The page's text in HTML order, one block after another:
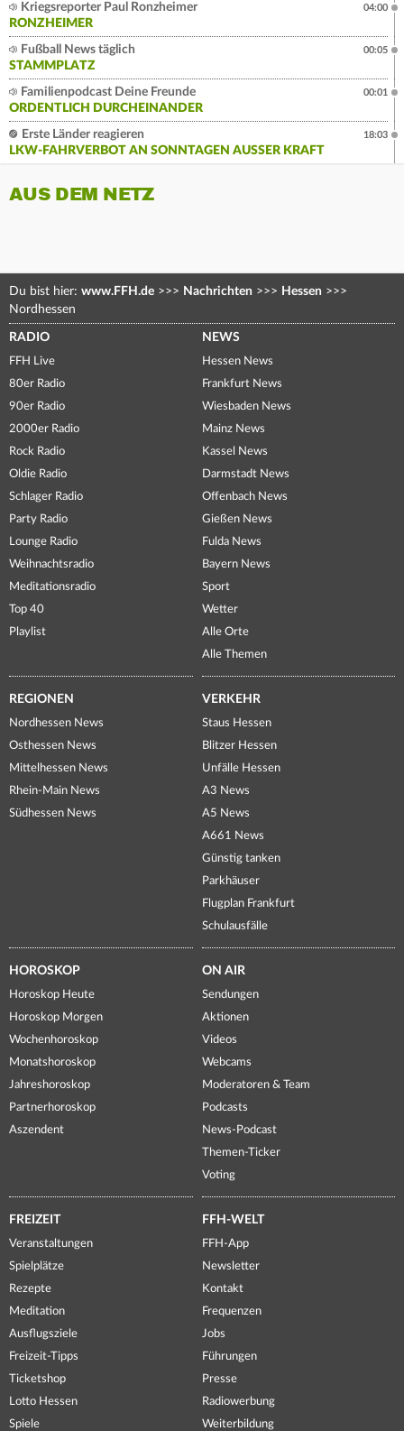
Kriegsreporter Paul Ronzheimer
RONZHEIMER
04:00
Fußball News täglich
STAMMPLATZ
00:05
Familienpodcast Deine Freunde
ORDENTLICH DURCHEINANDER
00:01
Erste Länder reagieren
LKW-FAHRVERBOT AN SONNTAGEN AUSSER KRAFT
18:03
AUS DEM NETZ
Du bist hier: www.FFH.de >>> Nachrichten >>> Hessen >>>
Nordhessen
RADIO
FFH Live
80er Radio
90er Radio
2000er Radio
Rock Radio
Oldie Radio
Schlager Radio
Party Radio
Lounge Radio
Weihnachtsradio
Meditationsradio
Top 40
Playlist
NEWS
Hessen News
Frankfurt News
Wiesbaden News
Mainz News
Kassel News
Darmstadt News
Offenbach News
Gießen News
Fulda News
Bayern News
Sport
Wetter
Alle Orte
Alle Themen
REGIONEN
Nordhessen News
Osthessen News
Mittelhessen News
Rhein-Main News
Südhessen News
VERKEHR
Staus Hessen
Blitzer Hessen
Unfälle Hessen
A3 News
A5 News
A661 News
Günstig tanken
Parkhäuser
Flugplan Frankfurt
Schulausfälle
HOROSKOP
Horoskop Heute
Horoskop Morgen
Wochenhoroskop
Monatshoroskop
Jahreshoroskop
Partnerhoroskop
Aszendent
ON AIR
Sendungen
Aktionen
Videos
Webcams
Moderatoren & Team
Podcasts
News-Podcast
Themen-Ticker
Voting
FREIZEIT
Veranstaltungen
Spielplätze
Rezepte
Meditation
Ausflugsziele
Freizeit-Tipps
Ticketshop
Lotto Hessen
Spiele
FFH-WELT
FFH-App
Newsletter
Kontakt
Frequenzen
Jobs
Führungen
Presse
Radiowerbung
Weiterbildung